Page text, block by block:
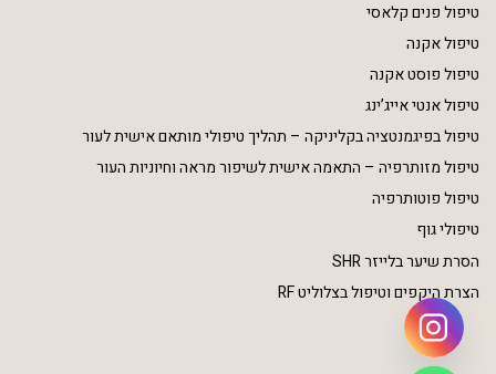
טיפול פנים קלאסי
טיפול אקנה
טיפול פוסט אקנה
טיפול אנטי אייג’ינג
טיפול בפיגמנטציה בקליניקה – תהליך טיפולי מותאם אישית לעור
טיפול מזותרפיה – התאמה אישית לשיפור מראה וחיוניות העור
טיפול פוטותרפיה
טיפולי גוף
הסרת שיער בלייזר SHR
הצרת היקפים וטיפול בצלוליט RF